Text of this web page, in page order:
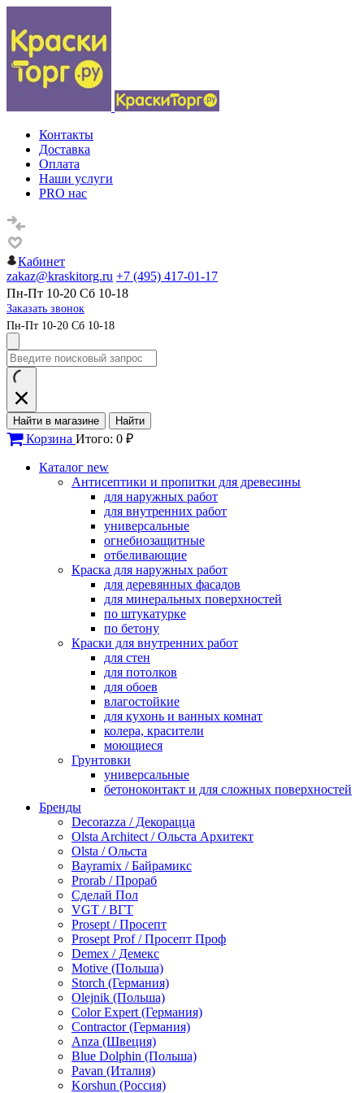
Контакты
Доставка
Оплата
Наши услуги
PRO нас
Кабинет
zakaz@kraskitorg.ru +7 (495) 417-01-17
Пн-Пт 10-20 Сб 10-18
Заказать звонок
Пн-Пт 10-20 Сб 10-18
Найти в магазине Найти
Корзина Итого: 0 ₽
Каталог new
Антисептики и пропитки для древесины
для наружных работ
для внутренних работ
универсальные
огнебиозащитные
отбеливающие
Краска для наружных работ
для деревянных фасадов
для минеральных поверхностей
по штукатурке
по бетону
Краски для внутренних работ
для стен
для потолков
для обоев
влагостойкие
для кухонь и ванных комнат
колера, красители
моющиеся
Грунтовки
универсальные
бетоноконтакт и для сложных поверхностей
по металлу
антикорозийные
под декоративные штукатурки
для гипсокартона
под штукатурку
Герметик
акриловые
силиконовые универсальные, нейтральные
силиконовые санитарные (антигрибковые)
шовные для срубов
для кровли
для каминов
полиуретановые
Декоративные штукатурки и краски
краски для декора, патина
мокрый шелк
венецианские (эффект мрамора)
песок (эффект песчаных вихрей)
декоративная шпаклевка
Бренды
Decorazza / Декорацца
Olsta Architect / Ольста Архитект
Olsta / Ольста
Bayramix / Байрамикс
Prorab / Прораб
Сделай Пол
VGT / ВГТ
Prosept / Просепт
Prosept Prof / Просепт Проф
Demex / Демекс
Motive (Польша)
Storch (Германия)
Olejnik (Польша)
Color Expert (Германия)
Contractor (Германия)
Anza (Швеция)
Blue Dolphin (Польша)
Pavan (Италия)
Korshun (Россия)